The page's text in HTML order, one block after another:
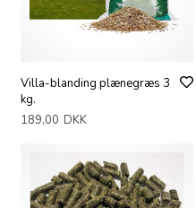
Villa-blanding plænegræs 3
kg.
189,00 DKK